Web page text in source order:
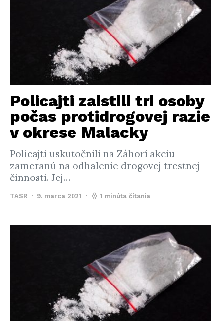
Policajti zaistili tri osoby
počas protidrogovej razie
v okrese Malacky
Policajti uskutočnili na Záhorí akciu
zameranú na odhalenie drogovej trestnej
činnosti. Jej…
TASR 9. marca 2021 1 minúta čítania